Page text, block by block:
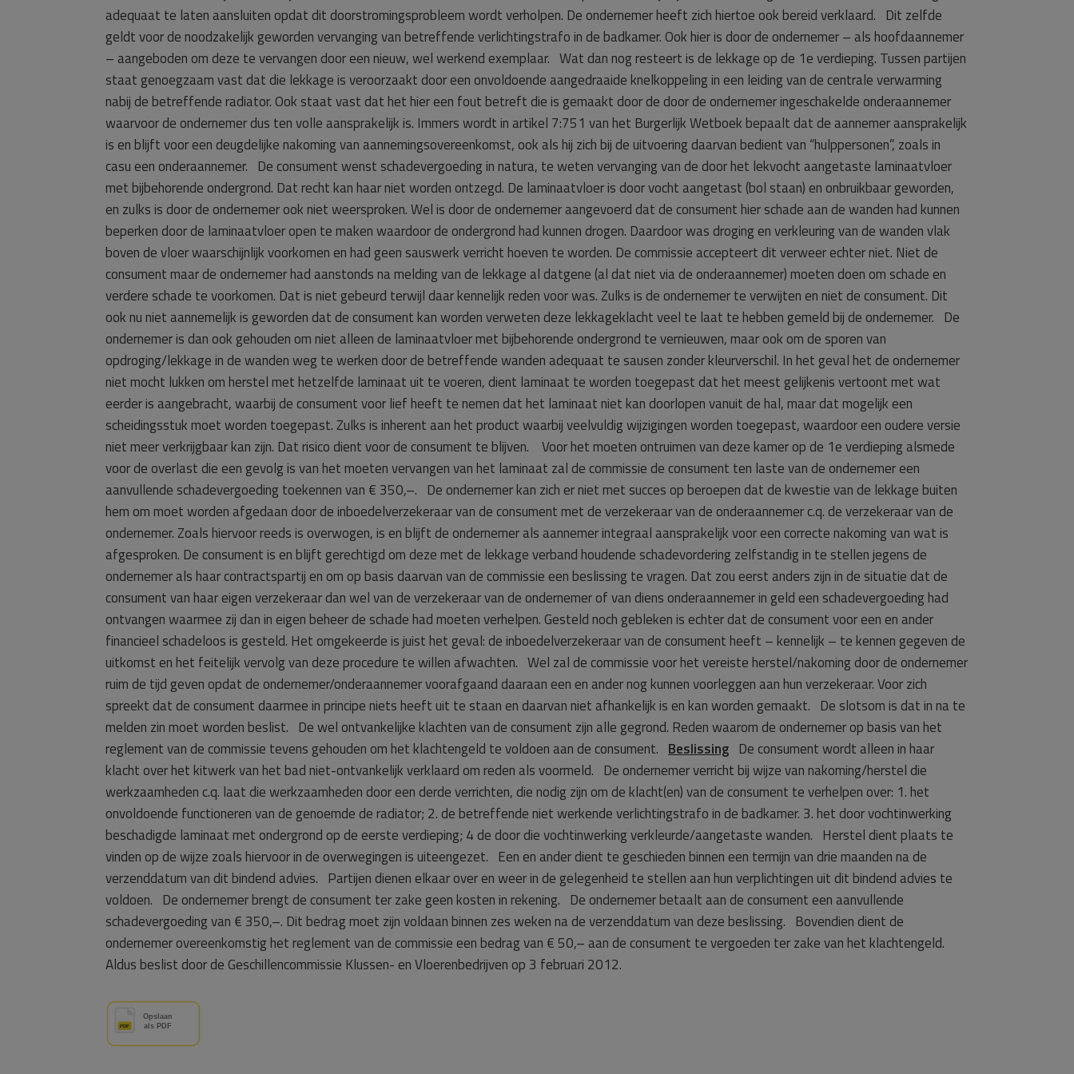
adequaat te laten aansluiten opdat dit doorstromingsprobleem wordt verholpen. De ondernemer heeft zich hiertoe ook bereid verklaard. Dit zelfde
geldt voor de noodzakelijk geworden vervanging van betreffende verlichtingstrafo in de badkamer. Ook hier is door de ondernemer – als hoofdaannemer
– aangeboden om deze te vervangen door een nieuw, wel werkend exemplaar. Wat dan nog resteert is de lekkage op de 1e verdieping. Tussen partijen
staat genoegzaam vast dat die lekkage is veroorzaakt door een onvoldoende aangedraaide knelkoppeling in een leiding van de centrale verwarming
nabij de betreffende radiator. Ook staat vast dat het hier een fout betreft die is gemaakt door de door de ondernemer ingeschakelde onderaannemer
waarvoor de ondernemer dus ten volle aansprakelijk is. Immers wordt in artikel 7:751 van het Burgerlijk Wetboek bepaalt dat de aannemer aansprakelijk
is en blijft voor een deugdelijke nakoming van aannemingsovereenkomst, ook als hij zich bij de uitvoering daarvan bedient van “hulppersonen”, zoals in
casu een onderaannemer. De consument wenst schadevergoeding in natura, te weten vervanging van de door het lekvocht aangetaste laminaatvloer
met bijbehorende ondergrond. Dat recht kan haar niet worden ontzegd. De laminaatvloer is door vocht aangetast (bol staan) en onbruikbaar geworden,
en zulks is door de ondernemer ook niet weersproken. Wel is door de ondernemer aangevoerd dat de consument hier schade aan de wanden had kunnen
beperken door de laminaatvloer open te maken waardoor de ondergrond had kunnen drogen. Daardoor was droging en verkleuring van de wanden vlak
boven de vloer waarschijnlijk voorkomen en had geen sauswerk verricht hoeven te worden. De commissie accepteert dit verweer echter niet. Niet de
consument maar de ondernemer had aanstonds na melding van de lekkage al datgene (al dat niet via de onderaannemer) moeten doen om schade en
verdere schade te voorkomen. Dat is niet gebeurd terwijl daar kennelijk reden voor was. Zulks is de ondernemer te verwijten en niet de consument. Dit
ook nu niet aannemelijk is geworden dat de consument kan worden verweten deze lekkageklacht veel te laat te hebben gemeld bij de ondernemer. De
ondernemer is dan ook gehouden om niet alleen de laminaatvloer met bijbehorende ondergrond te vernieuwen, maar ook om de sporen van
opdroging/lekkage in de wanden weg te werken door de betreffende wanden adequaat te sausen zonder kleurverschil. In het geval het de ondernemer
niet mocht lukken om herstel met hetzelfde laminaat uit te voeren, dient laminaat te worden toegepast dat het meest gelijkenis vertoont met wat
eerder is aangebracht, waarbij de consument voor lief heeft te nemen dat het laminaat niet kan doorlopen vanuit de hal, maar dat mogelijk een
scheidingsstuk moet worden toegepast. Zulks is inherent aan het product waarbij veelvuldig wijzigingen worden toegepast, waardoor een oudere versie
niet meer verkrijgbaar kan zijn. Dat risico dient voor de consument te blijven. Voor het moeten ontruimen van deze kamer op de 1e verdieping alsmede
voor de overlast die een gevolg is van het moeten vervangen van het laminaat zal de commissie de consument ten laste van de ondernemer een
aanvullende schadevergoeding toekennen van € 350,–. De ondernemer kan zich er niet met succes op beroepen dat de kwestie van de lekkage buiten
hem om moet worden afgedaan door de inboedelverzekeraar van de consument met de verzekeraar van de onderaannemer c.q. de verzekeraar van de
ondernemer. Zoals hiervoor reeds is overwogen, is en blijft de ondernemer als aannemer integraal aansprakelijk voor een correcte nakoming van wat is
afgesproken. De consument is en blijft gerechtigd om deze met de lekkage verband houdende schadevordering zelfstandig in te stellen jegens de
ondernemer als haar contractspartij en om op basis daarvan van de commissie een beslissing te vragen. Dat zou eerst anders zijn in de situatie dat de
consument van haar eigen verzekeraar dan wel van de verzekeraar van de ondernemer of van diens onderaannemer in geld een schadevergoeding had
ontvangen waarmee zij dan in eigen beheer de schade had moeten verhelpen. Gesteld noch gebleken is echter dat de consument voor een en ander
financieel schadeloos is gesteld. Het omgekeerde is juist het geval: de inboedelverzekeraar van de consument heeft – kennelijk – te kennen gegeven de
uitkomst en het feitelijk vervolg van deze procedure te willen afwachten. Wel zal de commissie voor het vereiste herstel/nakoming door de ondernemer
ruim de tijd geven opdat de ondernemer/onderaannemer voorafgaand daaraan een en ander nog kunnen voorleggen aan hun verzekeraar. Voor zich
spreekt dat de consument daarmee in principe niets heeft uit te staan en daarvan niet afhankelijk is en kan worden gemaakt. De slotsom is dat in na te
melden zin moet worden beslist. De wel ontvankelijke klachten van de consument zijn alle gegrond. Reden waarom de ondernemer op basis van het
reglement van de commissie tevens gehouden om het klachtengeld te voldoen aan de consument. Beslissing De consument wordt alleen in haar
klacht over het kitwerk van het bad niet-ontvankelijk verklaard om reden als voormeld. De ondernemer verricht bij wijze van nakoming/herstel die
werkzaamheden c.q. laat die werkzaamheden door een derde verrichten, die nodig zijn om de klacht(en) van de consument te verhelpen over: 1. het
onvoldoende functioneren van de genoemde de radiator; 2. de betreffende niet werkende verlichtingstrafo in de badkamer. 3. het door vochtinwerking
beschadigde laminaat met ondergrond op de eerste verdieping; 4 de door die vochtinwerking verkleurde/aangetaste wanden. Herstel dient plaats te
vinden op de wijze zoals hiervoor in de overwegingen is uiteengezet. Een en ander dient te geschieden binnen een termijn van drie maanden na de
verzenddatum van dit bindend advies. Partijen dienen elkaar over en weer in de gelegenheid te stellen aan hun verplichtingen uit dit bindend advies te
voldoen. De ondernemer brengt de consument ter zake geen kosten in rekening. De ondernemer betaalt aan de consument een aanvullende
schadevergoeding van € 350,–. Dit bedrag moet zijn voldaan binnen zes weken na de verzenddatum van deze beslissing. Bovendien dient de
ondernemer overeenkomstig het reglement van de commissie een bedrag van € 50,– aan de consument te vergoeden ter zake van het klachtengeld.
Aldus beslist door de Geschillencommissie Klussen- en Vloerenbedrijven op 3 februari 2012.